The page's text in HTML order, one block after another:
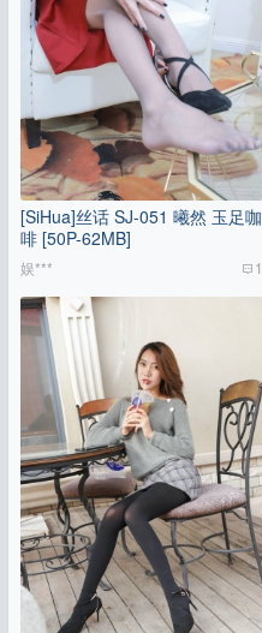
[SiHua]丝话 SJ-051 曦然 玉足咖
啡 [50P-62MB]
娱*** 1